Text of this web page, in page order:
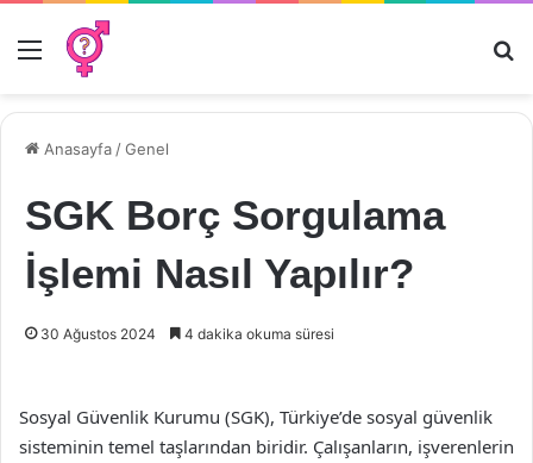
Menü
Anasayfa /Genel
SGK Borç Sorgulama
İşlemi Nasıl Yapılır?
30 Ağustos 2024 4 dakika okuma süresi
Sosyal Güvenlik Kurumu (SGK), Türkiye’de sosyal güvenlik
sisteminin temel taşlarından biridir. Çalışanların, işverenlerin